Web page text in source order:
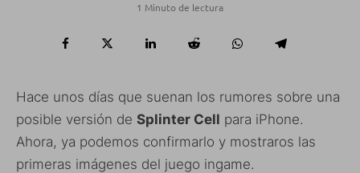
1 Minuto de lectura
Hace unos días que suenan los rumores sobre una
posible versión de Splinter Cell para iPhone.
Ahora, ya podemos confirmarlo y mostraros las
primeras imágenes del juego ingame.